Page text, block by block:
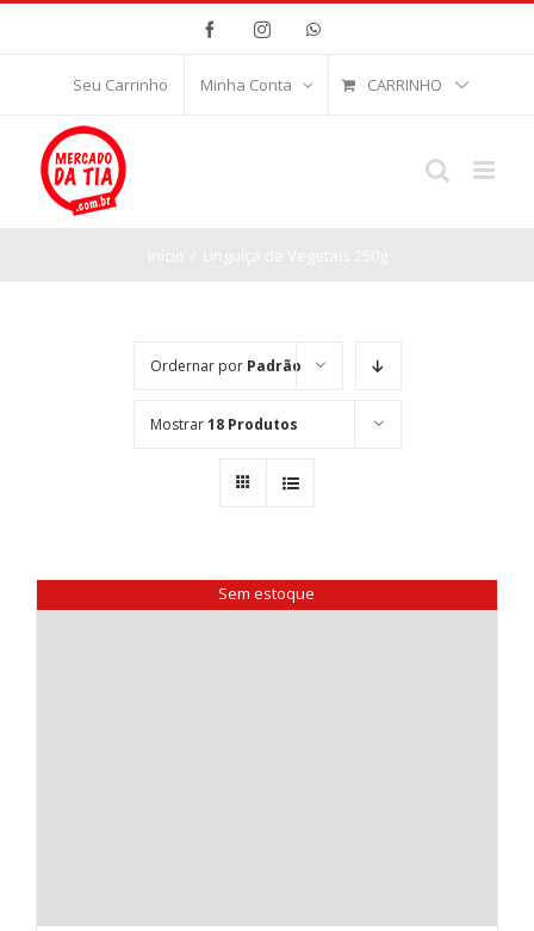
FacebookInstagramWhatsApp
Seu Carrinho Minha Conta CARRINHO
Ordernar por Padrão
Mostrar18 Produtos
Sem estoque